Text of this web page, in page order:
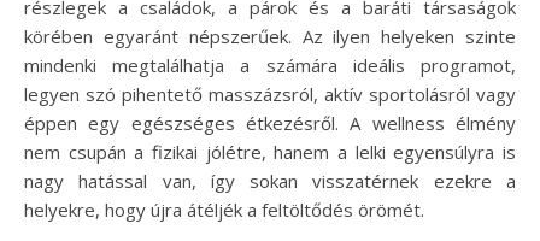
részlegek a családok, a párok és a baráti társaságok
körében egyaránt népszerűek. Az ilyen helyeken szinte
mindenki megtalálhatja a számára ideális programot,
legyen szó pihentető masszázsról, aktív sportolásról vagy
éppen egy egészséges étkezésről. A wellness élmény
nem csupán a fizikai jólétre, hanem a lelki egyensúlyra is
nagy hatással van, így sokan visszatérnek ezekre a
helyekre, hogy újra átéljék a feltöltődés örömét.